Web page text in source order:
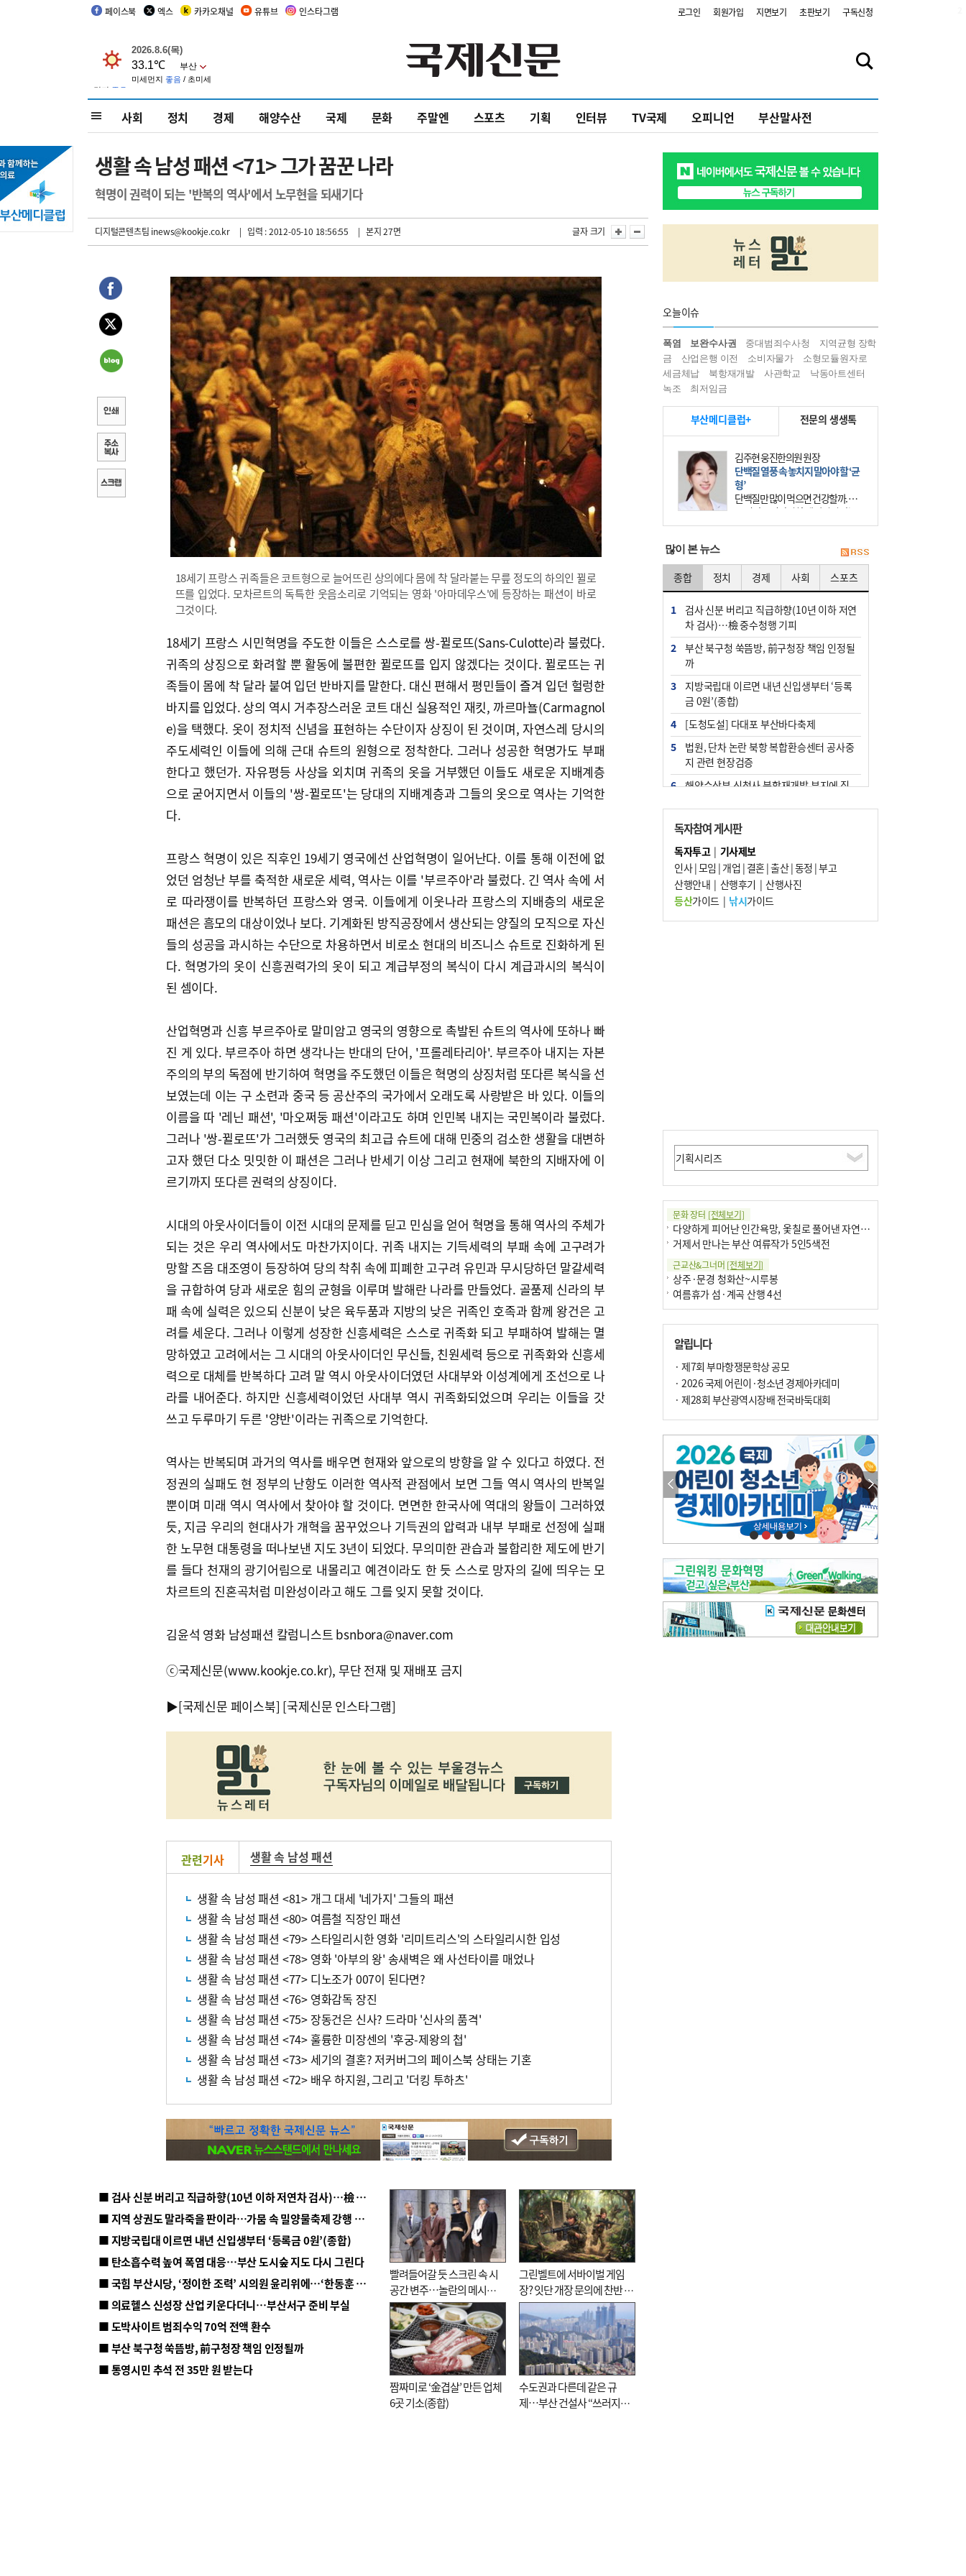
페이스북 엑스 카카오채널 유튜브 인스타그램 로그인 회원가입 지면보기 초판보기 구독신청
사회 정치 경제 해양수산 국제 문화 주말엔 스포츠 기획 인터뷰 TV국제 오피니언 부산말사전
생활 속 남성 패션 <71> 그가 꿈꾼 나라
혁명이 권력이 되는 '반복의 역사'에서 노무현을 되새기다
디지털콘텐츠팀 inews@kookje.co.kr | 입력 : 2012-05-10 18:56:55 | 본지 27면 글자 크기
18세기 프랑스 귀족들은 코트형으로 늘어뜨린 상의에다 몸에 착 달라붙는 무릎 정도의 하의인 뀔로
뜨를 입었다. 모차르트의 독특한 웃음소리로 기억되는 영화 '아마데우스'에 등장하는 패션이 바로
그것이다.
18세기 프랑스 시민혁명을 주도한 이들은 스스로를 쌍-뀔로뜨(Sans-Culotte)라 불렀다.
귀족의 상징으로 화려할 뿐 활동에 불편한 뀔로뜨를 입지 않겠다는 것이다. 뀔로뜨는 귀
족들이 몸에 착 달라 붙여 입던 반바지를 말한다. 대신 편해서 평민들이 즐겨 입던 헐렁한
바지를 입었다. 상의 역시 거추장스러운 코트 대신 실용적인 재킷, 까르마뇰(Carmagnol
e)을 택했다. 옷이 정치적 신념을 표현하는 수단이자 상징이 된 것이며, 자연스레 당시의
주도세력인 이들에 의해 근대 슈트의 원형으로 정착한다. 그러나 성공한 혁명가도 부패
한다고 했던가. 자유평등 사상을 외치며 귀족의 옷을 거부했던 이들도 새로운 지배계층
으로 굳어지면서 이들의 '쌍-뀔로뜨'는 당대의 지배계층과 그들의 옷으로 역사는 기억한
다.
프랑스 혁명이 있은 직후인 19세기 영국에선 산업혁명이 일어난다. 이를 통해 이전에 없
었던 엄청난 부를 축적한 새로운 세력, 역사는 이를 '부르주아'라 불렀다. 긴 역사 속에 서
로 따라쟁이를 반복하던 프랑스와 영국. 이들에게 이웃나라 프랑스의 지배층의 새로운
패션은 흠모의 대상이었나 보다. 기계화된 방직공장에서 생산되는 양질의 모직으로 자신
들의 성공을 과시하는 수단으로 차용하면서 비로소 현대의 비즈니스 슈트로 진화하게 된
다. 혁명가의 옷이 신흥권력가의 옷이 되고 계급부정의 복식이 다시 계급과시의 복식이
된 셈이다.
산업혁명과 신흥 부르주아로 말미암고 영국의 영향으로 촉발된 슈트의 역사에 또하나 빠
진 게 있다. 부르주아 하면 생각나는 반대의 단어, '프롤레타리아'. 부르주아 내지는 자본
주의의 부의 독점에 반기하여 혁명을 주도했던 이들은 혁명의 상징처럼 또다른 복식을 선
보였는데 이는 구 소련과 중국 등 공산주의 국가에서 오래도록 사랑받은 바 있다. 이들의
이름을 따 '레닌 패션', '마오쩌둥 패션'이라고도 하며 인민복 내지는 국민복이라 불렀다.
그러나 '쌍-뀔로뜨'가 그러했듯 영국의 최고급 슈트에 대해 민중의 검소한 생활을 대변하
고자 했던 다소 밋밋한 이 패션은 그러나 반세기 이상 그리고 현재에 북한의 지배자에 이
르기까지 또다른 권력의 상징이다.
시대의 아웃사이더들이 이전 시대의 문제를 딛고 민심을 얻어 혁명을 통해 역사의 주체가
되는 것은 우리 역사에서도 마찬가지이다. 귀족 내지는 기득세력의 부패 속에 고구려가
망할 즈음 대조영이 등장하여 당의 착취 속에 피폐한 고구려 유민과 무시당하던 말갈세력
을 규합하여 당과 새로운 힘의 균형을 이루며 발해란 나라를 만들었다. 골품제 신라의 부
패 속에 실력은 있으되 신분이 낮은 육두품과 지방의 낮은 귀족인 호족과 함께 왕건은 고
려를 세운다. 그러나 이렇게 성장한 신흥세력은 스스로 귀족화 되고 부패하여 발해는 멸
망하였고 고려에서는 그 시대의 아웃사이더인 무신들, 친원세력 등으로 귀족화와 신흥세
력으로 대체를 반복하다 고려 말 역시 아웃사이더였던 사대부와 이성계에게 조선으로 나
라를 내어준다. 하지만 신흥세력이었던 사대부 역시 귀족화되었으며 우리는 이들을 갓
쓰고 두루마기 두른 '양반'이라는 귀족으로 기억한다.
역사는 반복되며 과거의 역사를 배우면 현재와 앞으로의 방향을 알 수 있다고 하였다. 전
정권의 실패도 현 정부의 난항도 이러한 역사적 관점에서 보면 그들 역시 역사의 반복일
뿐이며 미래 역시 역사에서 찾아야 할 것이다. 면면한 한국사에 역대의 왕들이 그러하였
듯, 지금 우리의 현대사가 개혁을 꿈꾸었으나 기득권의 압력과 내부 부패로 선정에 실패
한 노무현 대통령을 떠나보낸 지도 3년이 되었다. 무의미한 관습과 불합리한 제도에 반기
를 들다 천재의 광기어림으로 내몰리고 예견이라도 한 듯 스스로 망자의 길에 띄우는 모
차르트의 진혼곡처럼 미완성이라고 해도 그를 잊지 못할 것이다.
김윤석 영화 남성패션 칼럼니스트 bsnbora@naver.com
ⓒ국제신문(www.kookje.co.kr), 무단 전재 및 재배포 금지
▶[국제신문 페이스북] [국제신문 인스타그램]
관련기사 생활 속 남성 패션
생활 속 남성 패션 <81> 개그 대세 '네가지' 그들의 패션
생활 속 남성 패션 <80> 여름철 직장인 패션
생활 속 남성 패션 <79> 스타일리시한 영화 '리미트리스'의 스타일리시한 입성
생활 속 남성 패션 <78> 영화 '아부의 왕' 송새벽은 왜 사선타이를 매었나
생활 속 남성 패션 <77> 디노조가 007이 된다면?
생활 속 남성 패션 <76> 영화감독 장진
생활 속 남성 패션 <75> 장동건은 신사? 드라마 '신사의 품격'
생활 속 남성 패션 <74> 훌륭한 미장센의 '후궁-제왕의 첩'
생활 속 남성 패션 <73> 세기의 결혼? 저커버그의 페이스북 상태는 기혼
생활 속 남성 패션 <72> 배우 하지원, 그리고 '더킹 투하츠'
■ 검사 신분 버리고 직급하향(10년 이하 저연차 검사)…檢 중수청행 기피
■ 지역 상권도 말라죽을 판이라…가뭄 속 밀양물축제 강행 논란
■ 지방국립대 이르면 내년 신입생부터 ‘등록금 0원’(종합)
■ 탄소흡수력 높여 폭염 대응…부산 도시숲 지도 다시 그린다
■ 국힘 부산시당, ‘정이한 조력’ 시의원 윤리위에…‘한동훈 지지’도 신고접수
■ 의료헬스 신성장 산업 키운다더니…부산서구 준비 부실
■ 도박사이트 범죄수익 70억 전액 환수
■ 부산 북구청 쑥뜸방, 前구청장 책임 인정될까
■ 통영시민 추석 전 35만 원 받는다
빨려들어갈 듯 스크린 속 시
공간 변주…놀란의 메시지
는 ‘전쟁 속죄’
그린벨트에 서바이벌 게임
장? 잇단 개장 문의에 찬반 논
쟁
짬짜미로 ‘金겹살’ 만든 업체
6곳 기소(종합)
수도권과 다른데 같은 규
제…부산 건설사 “쓰러지기
오늘이슈
폭염 보완수사권 중대범죄수사청
지역균형 장학
금
산업은행 이전 소비자물가
소형모듈원자로
세금체납
북항재개발 사관학교
낙동아트센터
녹조
최저임금
부산메디클럽+ 전문의 생생톡
김주현 웅진한의원 원장
단백질 열풍 속 놓치지 말아야 할 ‘균
형’
단백질만 많이 먹으면 건강할까. 요
즘 건강을 이야기할 때 빠지지 않는
키워드가 단백질이다. 헬스장을 다니
많이 본 뉴스
종합 정치 경제 사회 스포츠
1
검사 신분 버리고 직급하향(10년 이하 저연
차 검사)…檢 중수청행 기피
2
부산 북구청 쑥뜸방, 前구청장 책임 인정될
까
3
지방국립대 이르면 내년 신입생부터 ‘등록
금 0원’(종합)
4
[도청도설] 다대포 부산바다축제
5
법원, 단차 논란 북항 복합환승센터 공사중
지 관련 현장검증
6
해양수산부 신청사 북항재개발 부지에 짓
7
지역 상권도 말라죽을 판이라…가뭄 속 밀
양물축제 강행 논란
8
통영시민 추석 전 35만 원 받는다
9
부산 철강공장 50대 노동자 추락사
10 국힘 부산시당, ‘정이한 조력’ 시의원 윤리
위에…‘한동훈 지지’도 신고접수
독자참여 게시판
독자투고| 기사제보
인사|모임 | 개업 | 결혼|출산|동정 |부고
산행안내 | 산행후기 | 산행사진
등산가이드| 낚시가이드
문화 장터 [전체보기]
다양하게 피어난 인간욕망, 옻칠로 풀어낸 자연의 이치
거제서 만나는 부산 여류작가 5인5색전
근교산&그너머 [전체보기]
상주·문경 청화산~시루봉
여름휴가 섬·계곡 산행 4선
알립니다
· 제7회 부마항쟁문학상 공모
· 2026 국제 어린이·청소년 경제아카데미
· 제28회 부산광역시장배 전국바둑대회